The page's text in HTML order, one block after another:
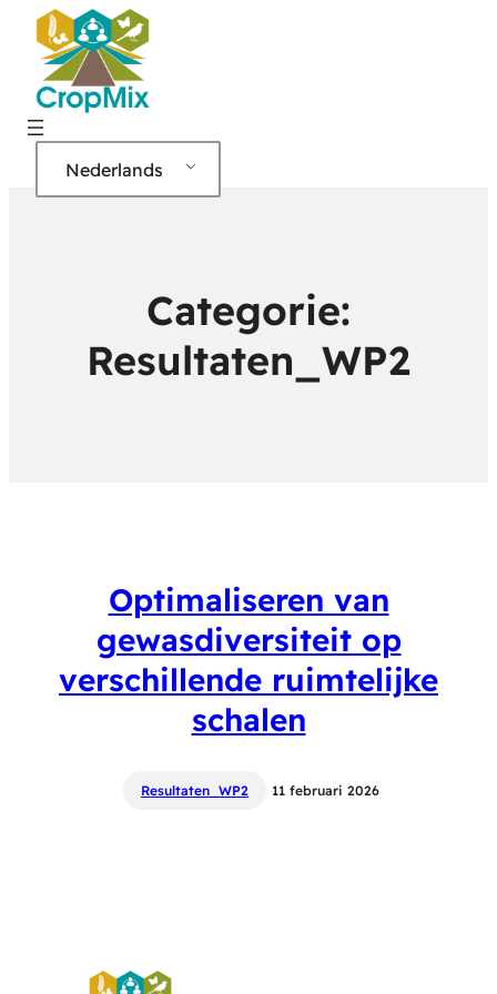
Nederlands
Categorie:
Resultaten_WP2
Optimaliseren van
gewasdiversiteit op
verschillende ruimtelijke
schalen
Resultaten_WP2 11 februari 2026